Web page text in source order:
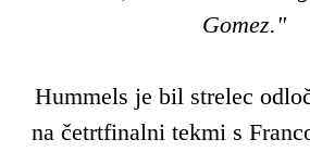
Gomez."
Hummels je bil strelec
na četrtfinalni tekmi s